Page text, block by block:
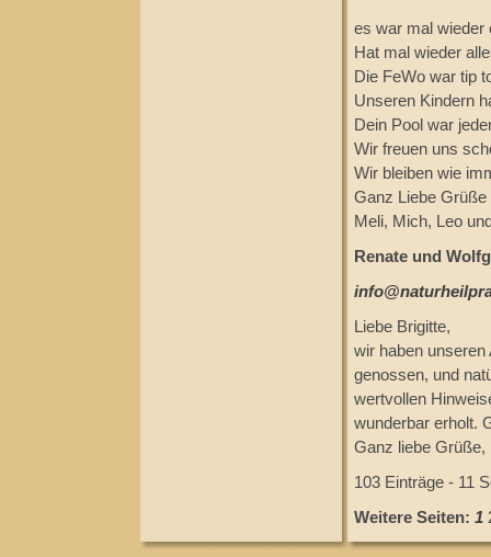
es war mal wieder
Hat mal wieder
Die FeWo war tip
Unseren Kindern
Dein Pool war
Wir freuen uns
Wir bleiben wie
Ganz Liebe Grüße
Meli, Mich, Leo
Renate und
Liebe Brigitte,
wir haben unseren
genossen, und
wertvollen
wunderbar erholt.
Ganz liebe Grüße,
103 Einträge - 11
Weitere Seiten: 1